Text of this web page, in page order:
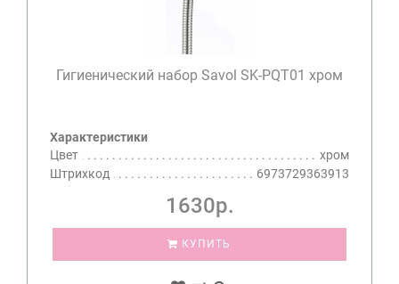
Гигиенический набор Savol SK-PQT01 хром
Характеристики
Цвет
хром
Штрихкод
6973729363913
1630р.
КУПИТЬ